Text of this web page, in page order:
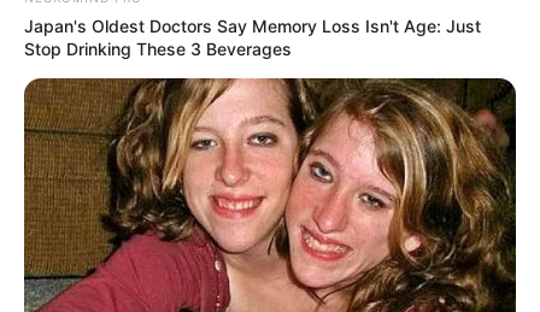
Schaschlik mit
Pommes
May 14, 2024 by Anna_Muller
Japan's Oldest Doctors Say Memory Loss Isn't Age: Just
Stop Drinking These 3 Beverages